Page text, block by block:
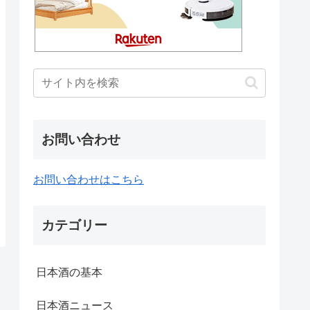
お問い合わせ
お問い合わせはこちら
カテゴリー
日本酒の基本
日本酒ニュース